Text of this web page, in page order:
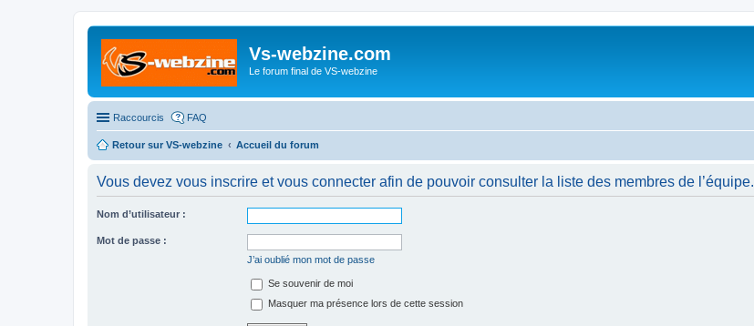
Vs-webzine.com
Le forum final de VS-webzine
Raccourcis FAQ
Retour sur VS-webzine Accueil du forum
Vous devez vous inscrire et vous connecter afin de pouvoir consulter la liste des membres de l’équipe.
Nom d’utilisateur :
Mot de passe :
J’ai oublié mon mot de passe
Se souvenir de moi
Masquer ma présence lors de cette session